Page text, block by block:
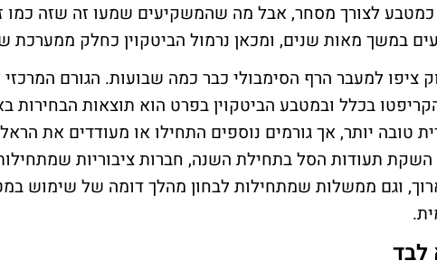
לצורך מסחר, אבל מה שהמשקיעים שמעו זה שזה כמו
במשך מאות שנים, ומכאן נרמול הביטקוין כחלק ממערכת
ציפו למעבר הרף הסימבולי כבר כמה שבועות. הגורם
בכלל ובמטבע הביטקוין בפרט הוא תוצאות הבחירות
טובה יותר, אך גורמים נוספים התחילו או מעודדים את
תעודות הסל בתחילת השנה, חברות ציבוריות
וגם ממשלות שמתחילות לבחון מהלך דומה של שימוש
לבד